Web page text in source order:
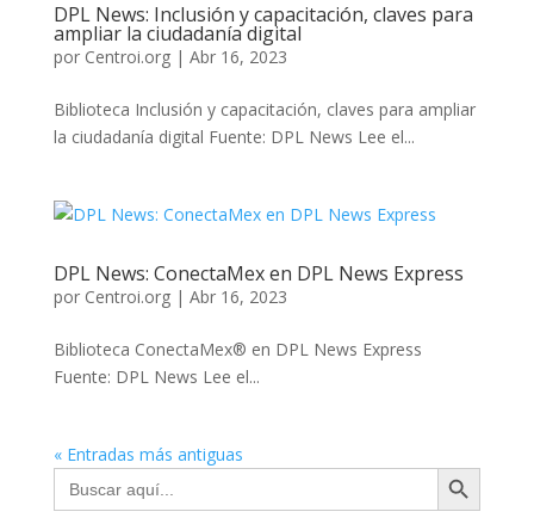
DPL News: Inclusión y capacitación, claves para
ampliar la ciudadanía digital
por Centroi.org| Abr 16, 2023
Biblioteca Inclusión y capacitación, claves para ampliar
la ciudadanía digital Fuente: DPL News Lee el...
DPL News: ConectaMex en DPL News Express
por Centroi.org| Abr 16, 2023
Biblioteca ConectaMex® en DPL News Express
Fuente: DPL News Lee el...
« Entradas más antiguas
Buscar:
Botón de búsqueda